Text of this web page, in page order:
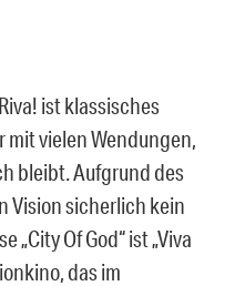
ist klassisches
vielen Wendungen,
bleibt. Aufgrund des
Vision sicherlich kein
„City Of God“ ist „Viva
das im